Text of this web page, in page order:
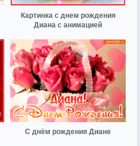
Картинка с днем рождения
Диана с анимацией
С днём рождения Диане